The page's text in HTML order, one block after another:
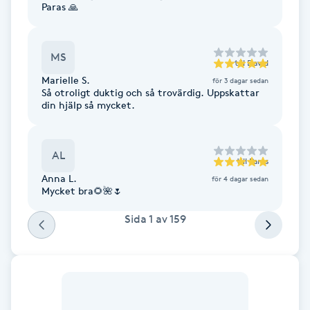
Hårborttagning
Hårförlängning
Idrottsmassage
Paras 🙏
MS till David
Marielle S. för 3 dagar sedan
Så otroligt duktig och så trovärdig. Uppskattar
din hjälp så mycket.
AL till Paras
Anna L. för 4 dagar sedan
Mycket bra🌻🌺🌷
Sida 1 av159